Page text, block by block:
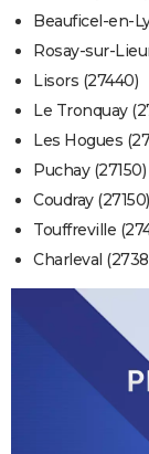
Beauficel-en-
Rosay-sur-
Lisors (27440)
Le Tronquay
Les Hogues
Puchay (27150)
Coudray (27150)
Touffreville
Charleval